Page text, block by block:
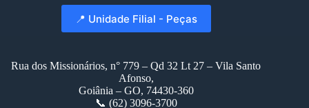
📍 Unidade Filial - Peças
Rua dos Missionários, n° 779 – Qd 32 Lt 27 – Vila Santo
Afonso,
Goiânia – GO, 74430-360
📞 (62) 3096-3700